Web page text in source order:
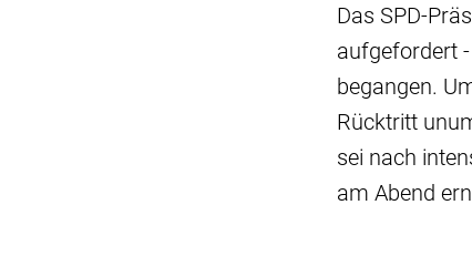
Das SPD-
aufgefordert
begangen.
Rücktritt
sei nach
am Abend